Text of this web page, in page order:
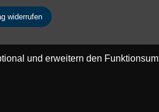
widerrufen
und erweitern den